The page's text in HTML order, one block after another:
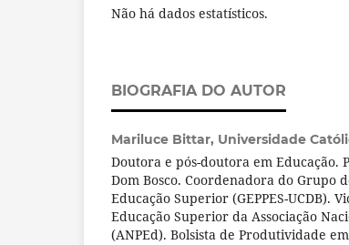
Não há dados estatísticos.
BIOGRAFIA DO AUTOR
Mariluce Bittar, Universidade
Doutora e pós-doutora em Educação.
Dom Bosco. Coordenadora do Grupo
Educação Superior (GEPPES-UCDB).
Educação Superior da Associação
(ANPEd). Bolsista de Produtividade